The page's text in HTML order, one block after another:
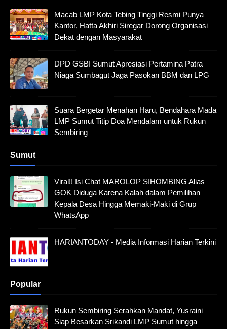
Macab LMP Kota Tebing Tinggi Resmi Punya
Kantor, Hatta Akhiri Siregar Dorong Organisasi
Dekat dengan Masyarakat
DPD GSBI Sumut Apresiasi Pertamina Patra
Niaga Sumbagut Jaga Pasokan BBM dan LPG
Suara Bergetar Menahan Haru, Bendahara Mada
LMP Sumut Titip Doa Mendalam untuk Rukun
Sembiring
Sumut
Viral!! Isi Chat MAROLOP SIHOMBING Alias
GOK Diduga Karena Kalah dalam Pemilihan
Kepala Desa Hingga Memaki-Maki di Grup
WhatsApp
HARIANTODAY - Media Informasi Harian Terkini
Popular
Rukun Sembiring Serahkan Mandat, Yusraini
Siap Besarkan Srikandi LMP Sumut hingga